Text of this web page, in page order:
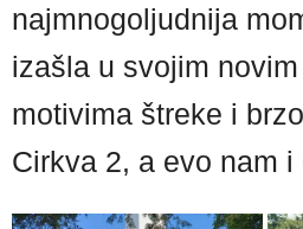
najmnogoljudnija
izašla u svojim
motivima štreke i
Cirkva 2, a evo nam i